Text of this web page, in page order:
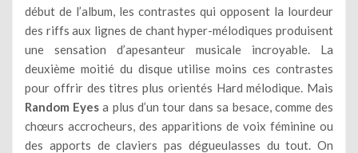
début de l’album, les contrastes qui opposent la lourdeur
des riffs aux lignes de chant hyper-mélodiques produisent
une sensation d’apesanteur musicale incroyable. La
deuxième moitié du disque utilise moins ces contrastes
pour offrir des titres plus orientés Hard mélodique. Mais
Random Eyes a plus d’un tour dans sa besace, comme des
chœurs accrocheurs, des apparitions de voix féminine ou
des apports de claviers pas dégueulasses du tout. On